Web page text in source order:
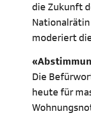
die Zukunft
Nationalrätin
moderiert
Die
heute für